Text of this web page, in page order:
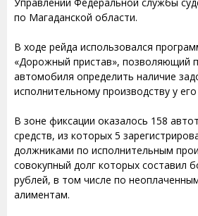
по Магаданской области.
В ходе рейда использовался
«Дорожный пристав», позволяющий
автомобиля определить наличие
исполнительному производству у
В зоне фиксации оказалось 158
средств, из которых 5
должниками по исполнительным
совокупный долг которых составил
рублей, в том числе по
алиментам.